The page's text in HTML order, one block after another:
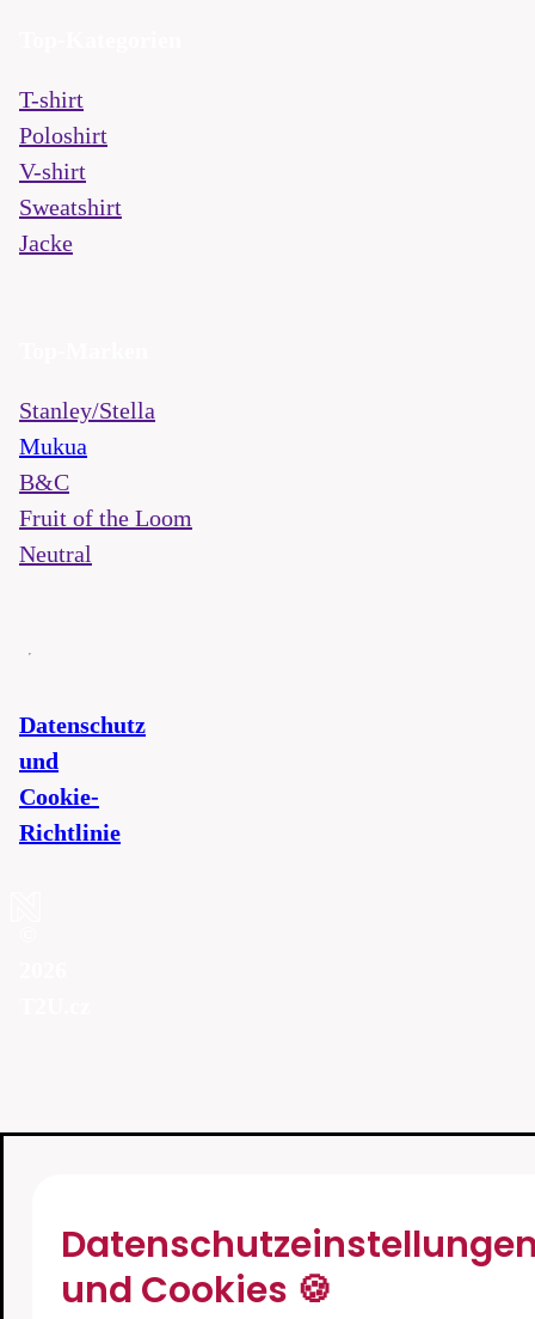
T-shirt
Poloshirt
V-shirt
Sweatshirt
Jacke
Stanley/Stella
Mukua
B&C
Fruit of the Loom
Neutral
Datenschutz
und
Cookie-
Richtlinie
und Cookies 🍪